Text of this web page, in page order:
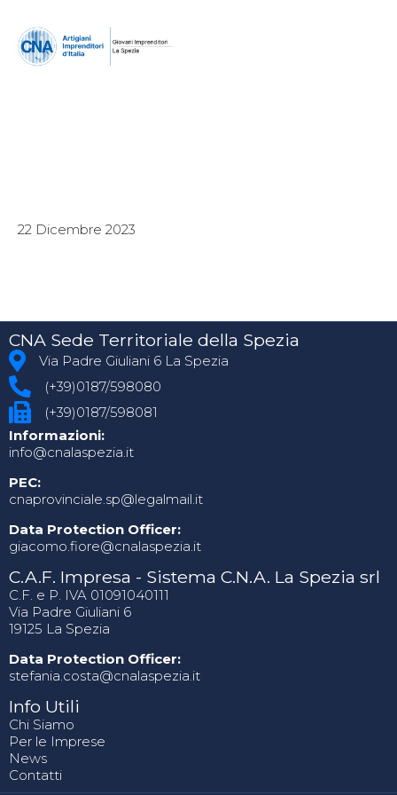
22 Dicembre 2023
CNA Sede Territoriale della Spezia
Via Padre Giuliani 6 La Spezia
(+39)0187/598080
(+39)0187/598081
Informazioni:
info@cnalaspezia.it
PEC:
cnaprovinciale.sp@legalmail.it
Data Protection Officer:
giacomo.fiore@cnalaspezia.it
C.A.F. Impresa - Sistema C.N.A. La Spezia srl
C.F. e P. IVA 01091040111
Via Padre Giuliani 6
19125 La Spezia
Data Protection Officer:
stefania.costa@cnalaspezia.it
Info Utili
Chi Siamo
Per le Imprese
News
Contatti